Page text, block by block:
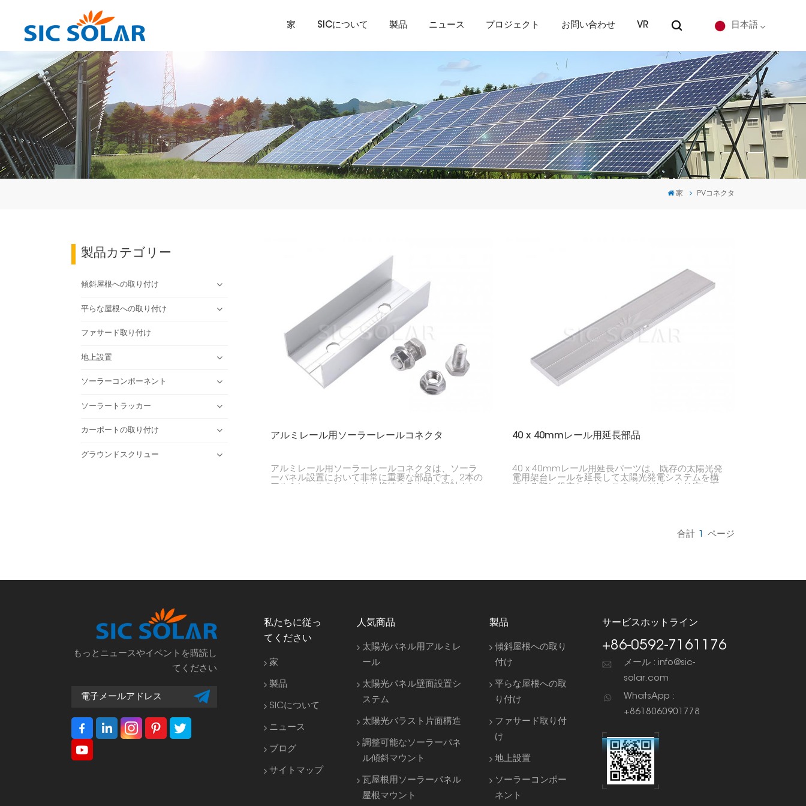
家 SICについて 製品 ニュース プロジェクト お問い合わせ VR 日本語
English
Deutsch
español
português
家 PVコネクタ
製品カテゴリー
傾斜屋根への取り付け
平らな屋根への取り付け
ファサード取り付け
地上設置
ソーラーコンポーネント
ソーラートラッカー
カーポートの取り付け
グラウンドスクリュー
アルミレール用ソーラーレールコネクタ
アルミレール用ソーラーレールコネクタは、ソーラ
ーパネル設置において非常に重要な部品です。2本の
40 x 40mmレール用延長部品
40 x 40mmレール用延長パーツは、既存の太陽光発
電用架台レールを延長して太陽光発電システムを構
合計 ページ
もっとニュースやイベントを購読し
てください
私たちに従っ
てください
家
製品
SICについて
ニュース
ブログ
サイトマップ
人気商品
太陽光パネル用アルミレ
ール
太陽光パネル壁面設置シ
ステム
太陽光バラスト片面構造
調整可能なソーラーパネ
ル傾斜マウント
瓦屋根用ソーラーパネル
屋根マウント
製品
傾斜屋根への取り
付け
平らな屋根への取
り付け
ファサード取り付
け
地上設置
ソーラーコンポー
ネント
サービスホットライン
+86-0592-7161176
メール : info@sic-
solar.com
WhatsApp :
+8618060901778